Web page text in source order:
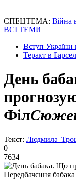
СПЕЦТЕМА: Війна
ВСІ ТЕМИ
Вступ України
Теракт в
День
Філ
Текст: Людмила
0
7634
Передбачення